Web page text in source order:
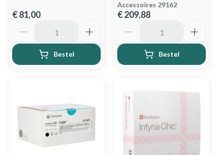
€ 81,00
Bestel
Accessoires 29162
€ 209,88
Bestel